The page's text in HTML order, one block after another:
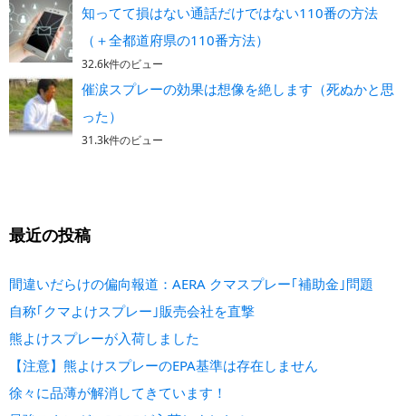
知ってて損はない通話だけではない110番の方法
（＋全都道府県の110番方法）
32.6k件のビュー
催涙スプレーの効果は想像を絶します（死ぬかと思
った）
31.3k件のビュー
最近の投稿
間違いだらけの偏向報道：AERA クマスプレー｢補助金｣問題
自称｢クマよけスプレー｣販売会社を直撃
熊よけスプレーが入荷しました
【注意】熊よけスプレーのEPA基準は存在しません
徐々に品薄が解消してきています！